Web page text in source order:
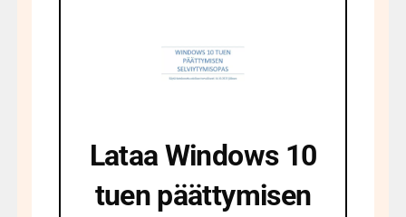
Lataa Windows 10
tuen päättymisen